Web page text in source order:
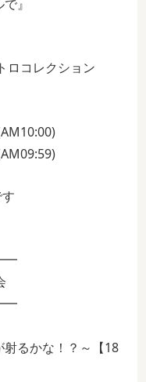
』
コレクション
射るかな！？～【18